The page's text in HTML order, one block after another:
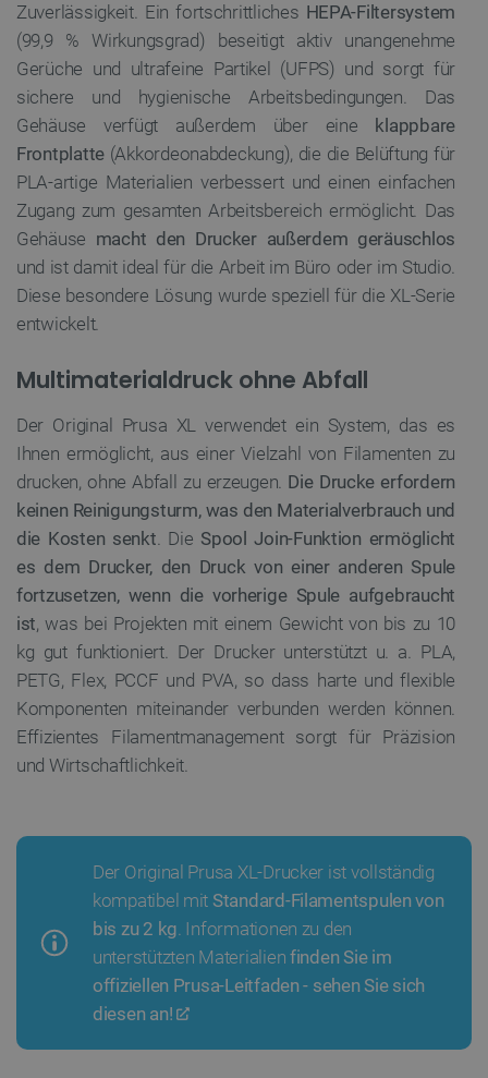
Zuverlässigkeit. Ein fortschrittliches HEPA-Filtersystem
(99,9 % Wirkungsgrad) beseitigt aktiv unangenehme
Gerüche und ultrafeine Partikel (UFPS) und sorgt für
sichere und hygienische Arbeitsbedingungen. Das
Gehäuse verfügt außerdem über eine klappbare
Frontplatte (Akkordeonabdeckung), die die Belüftung für
PLA-artige Materialien verbessert und einen einfachen
Zugang zum gesamten Arbeitsbereich ermöglicht. Das
Gehäuse macht den Drucker außerdem geräuschlos
und ist damit ideal für die Arbeit im Büro oder im Studio.
Diese besondere Lösung wurde speziell für die XL-Serie
entwickelt.
Multimaterialdruck ohne Abfall
Der Original Prusa XL verwendet ein System, das es
Ihnen ermöglicht, aus einer Vielzahl von Filamenten zu
drucken, ohne Abfall zu erzeugen. Die Drucke erfordern
keinen Reinigungsturm, was den Materialverbrauch und
die Kosten senkt. Die Spool Join-Funktion ermöglicht
es dem Drucker, den Druck von einer anderen Spule
fortzusetzen, wenn die vorherige Spule aufgebraucht
ist, was bei Projekten mit einem Gewicht von bis zu 10
kg gut funktioniert. Der Drucker unterstützt u. a. PLA,
PETG, Flex, PCCF und PVA, so dass harte und flexible
Komponenten miteinander verbunden werden können.
Effizientes Filamentmanagement sorgt für Präzision
und Wirtschaftlichkeit.
Der Original Prusa XL-Drucker ist vollständig
kompatibel mit Standard-Filamentspulen von
bis zu 2 kg. Informationen zu den
unterstützten Materialien finden Sie im
offiziellen Prusa-Leitfaden - sehen Sie sich
diesen an!